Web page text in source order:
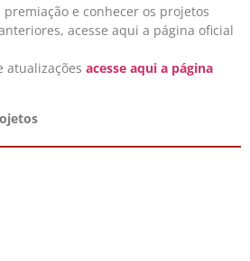
e conhecer os projetos
acesse aqui a página oficial
atualizações acesse aqui a página